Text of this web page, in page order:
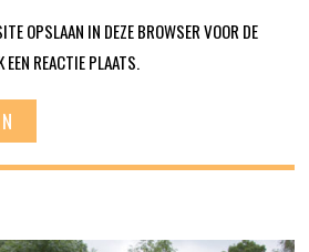
OPSLAAN IN DEZE BROWSER VOOR DE
EEN REACTIE PLAATS.